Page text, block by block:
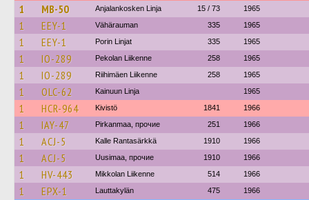
1 MB-50 Anjalankosken Linja 15 / 73 1965
1 EEY-1 Vähärauman 335 1965
1 EEY-1 Porin Linjat 335 1965
1 IO-289 Pekolan Liikenne 258 1965
1 IO-289 Riihimäen Liikenne 258 1965
1 OLC-62 Kainuun Linja 1965
1 HCR-964 Kivistö 1841 1966
1 IAY-47 Pirkanmaa, прочие 251 1966
1 ACJ-5 Kalle Rantasärkkä 1910 1966
1 ACJ-5 Uusimaa, прочие 1910 1966
1 HV-443 Mikkolan Liikenne 514 1966
1 EPX-1 Lauttakylän 475 1966